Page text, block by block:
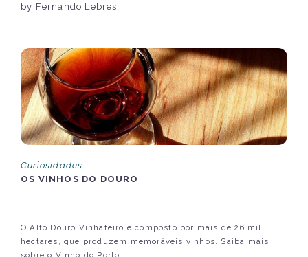
by Fernando Lebres
Curiosidades
OS VINHOS DO DOURO
O Alto Douro Vinhateiro é composto por mais de 26 mil
hectares, que produzem memoráveis vinhos. Saiba mais
sobre o Vinho do Porto.